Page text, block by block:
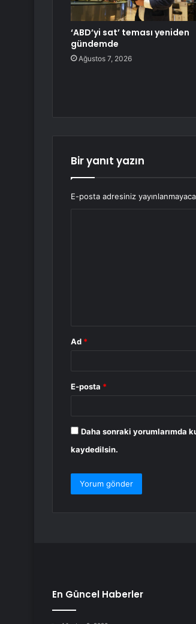
‘ABD’yi sat’ teması yeniden
gündemde
Ağustos 7, 2026
Bir yanıt yazın
E-posta adresiniz
Ad *
E-posta *
Daha sonraki yorumlarımda
kaydedilsin.
En Güncel Haberler